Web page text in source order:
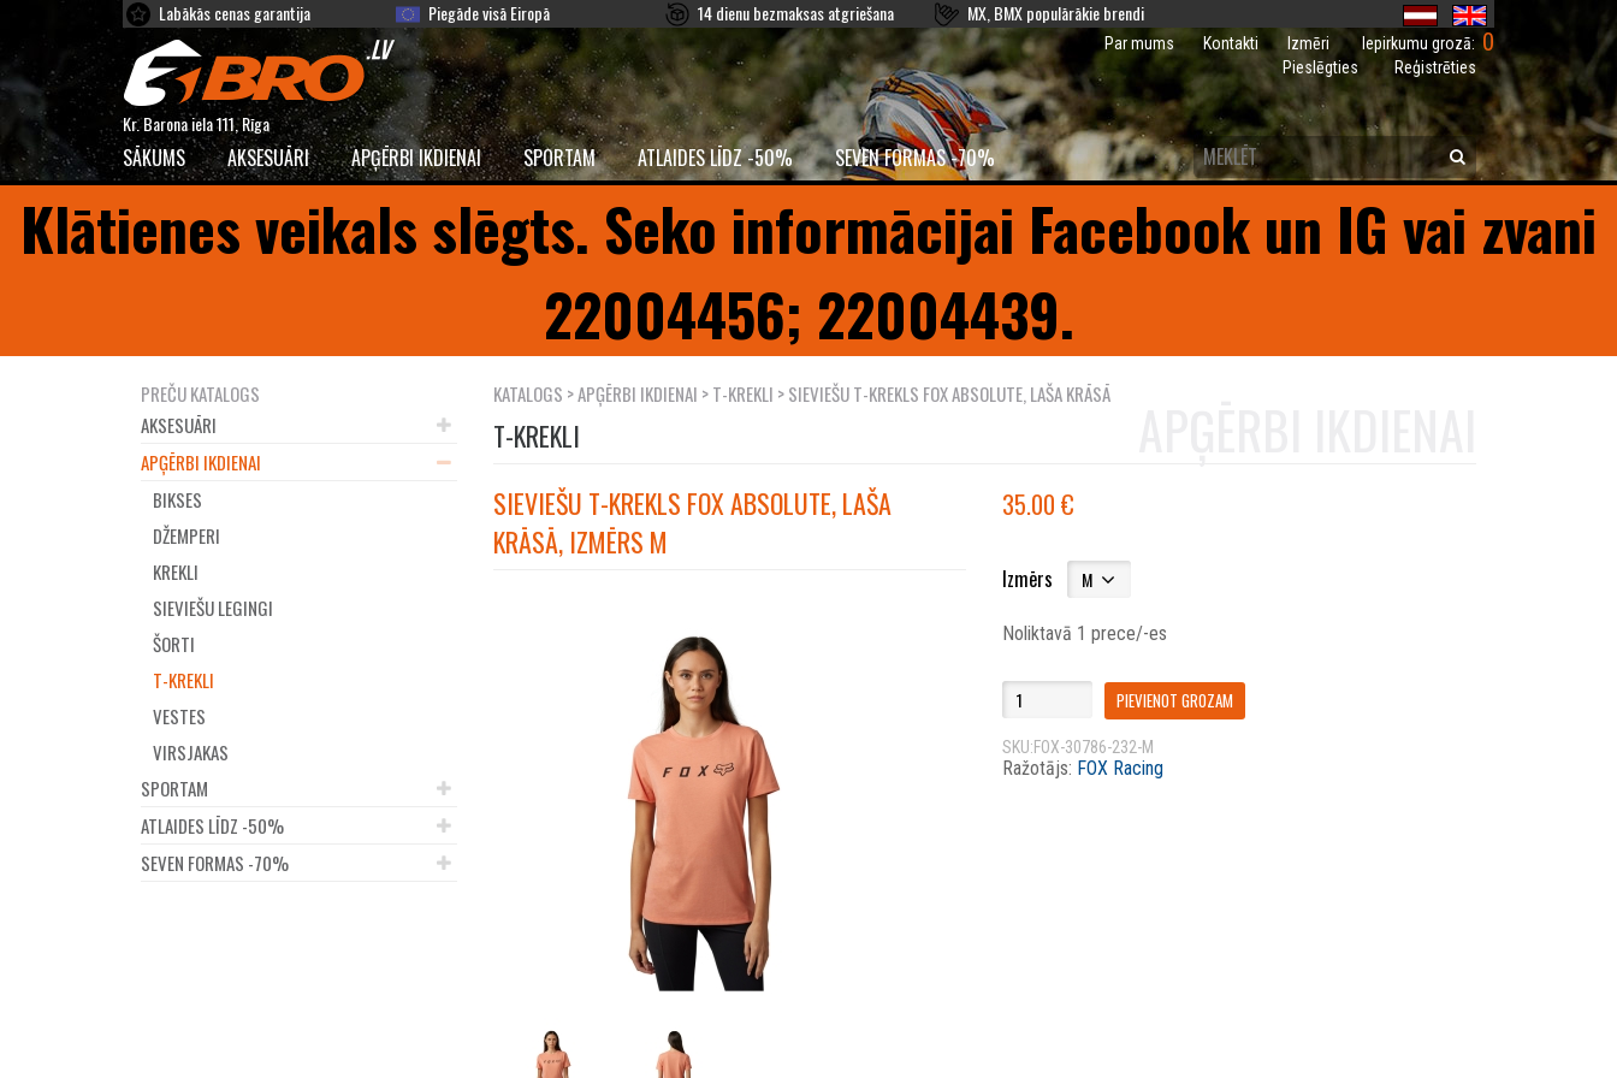
Labākās cenas garantija Piegāde visā Eiropā 14 dienu bezmaksas atgriešana MX, BMX populārākie brendi
Kr. Barona iela 111, Rīga
Iepirkumu grozā: 0
Par mums Kontakti
Izmēri
Pieslēgties
Reģistrēties
SĀKUMS AKSESUĀRI APĢĒRBI IKDIENAI SPORTAM ATLAIDES LĪDZ -50% SEVEN FORMAS -70%
Klātienes veikals slēgts. Seko informācijai Facebook un IG vai zvani
22004456; 22004439.
PREČU KATALOGS
AKSESUĀRI
APĢĒRBI IKDIENAI
BIKSES
DŽEMPERI
KREKLI
SIEVIEŠU LEGINGI
ŠORTI
T-KREKLI
VESTES
VIRSJAKAS
SPORTAM
ATLAIDES LĪDZ -50%
SEVEN FORMAS -70%
KATALOGS >APĢĒRBI IKDIENAI >T-KREKLI > SIEVIEŠU T-KREKLS FOX ABSOLUTE, LAŠA KRĀSĀ
T-KREKLI
SIEVIEŠU T-KREKLS FOX ABSOLUTE, LAŠA
KRĀSĀ, IZMĒRS M
35.00
Izmērs
Noliktavā 1 prece/-es
PIEVIENOT GROZAM
SKU:FOX-30786-232-M
Ražotājs: FOX Racing